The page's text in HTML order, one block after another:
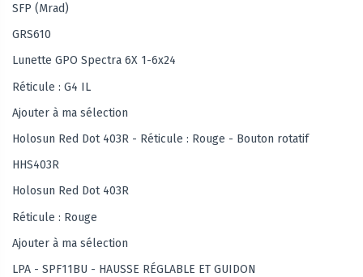
SFP (Mrad)
GRS610
Lunette GPO Spectra 6X 1-6x24
Réticule : G4 IL
Ajouter à ma sélection
Holosun Red Dot 403R - Réticule : Rouge - Bouton rotatif
HHS403R
Holosun Red Dot 403R
Réticule : Rouge
Ajouter à ma sélection
LPA - SPF11BU - HAUSSE RÉGLABLE ET GUIDON